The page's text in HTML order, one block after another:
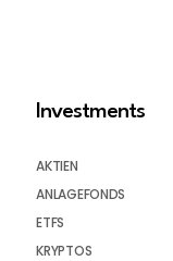
Investments
AKTIEN
ANLAGEFONDS
ETFS
KRYPTOS